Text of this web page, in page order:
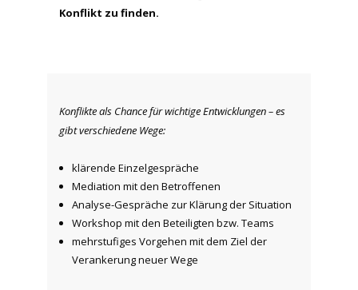
Konflikt zu finden.
Konflikte als Chance für wichtige Entwicklungen – es
gibt verschiedene Wege:
klärende Einzelgespräche
Mediation mit den Betroffenen
Analyse-Gespräche zur Klärung der Situation
Workshop mit den Beteiligten bzw. Teams
mehrstufiges Vorgehen mit dem Ziel der
Verankerung neuer Wege